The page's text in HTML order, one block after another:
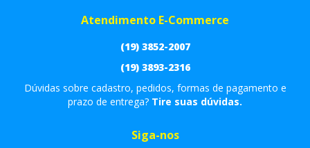
Atendimento E-Commerce
(19) 3852-2007
(19) 3893-2316
Dúvidas sobre cadastro, pedidos, formas de pagamento e
prazo de entrega? Tire suas dúvidas.
Siga-nos